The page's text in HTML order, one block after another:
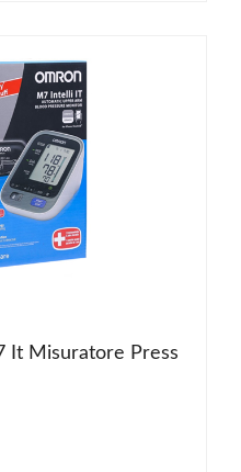
It Misuratore Press